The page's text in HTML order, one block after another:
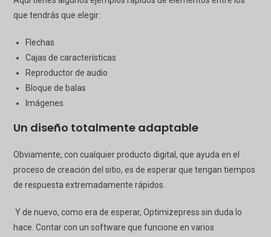
que tendrás que elegir:
Flechas
Cajas de características
Reproductor de audio
Bloque de balas
Imágenes
Un diseño totalmente adaptable
Obviamente, con cualquier producto digital, que ayuda en el
proceso de creación del sitio, es de esperar que tengan tiempos
de respuesta extremadamente rápidos.
Y de nuevo, como era de esperar,Optimizepress sin duda lo
hace. Contar con un software que funcione en varios